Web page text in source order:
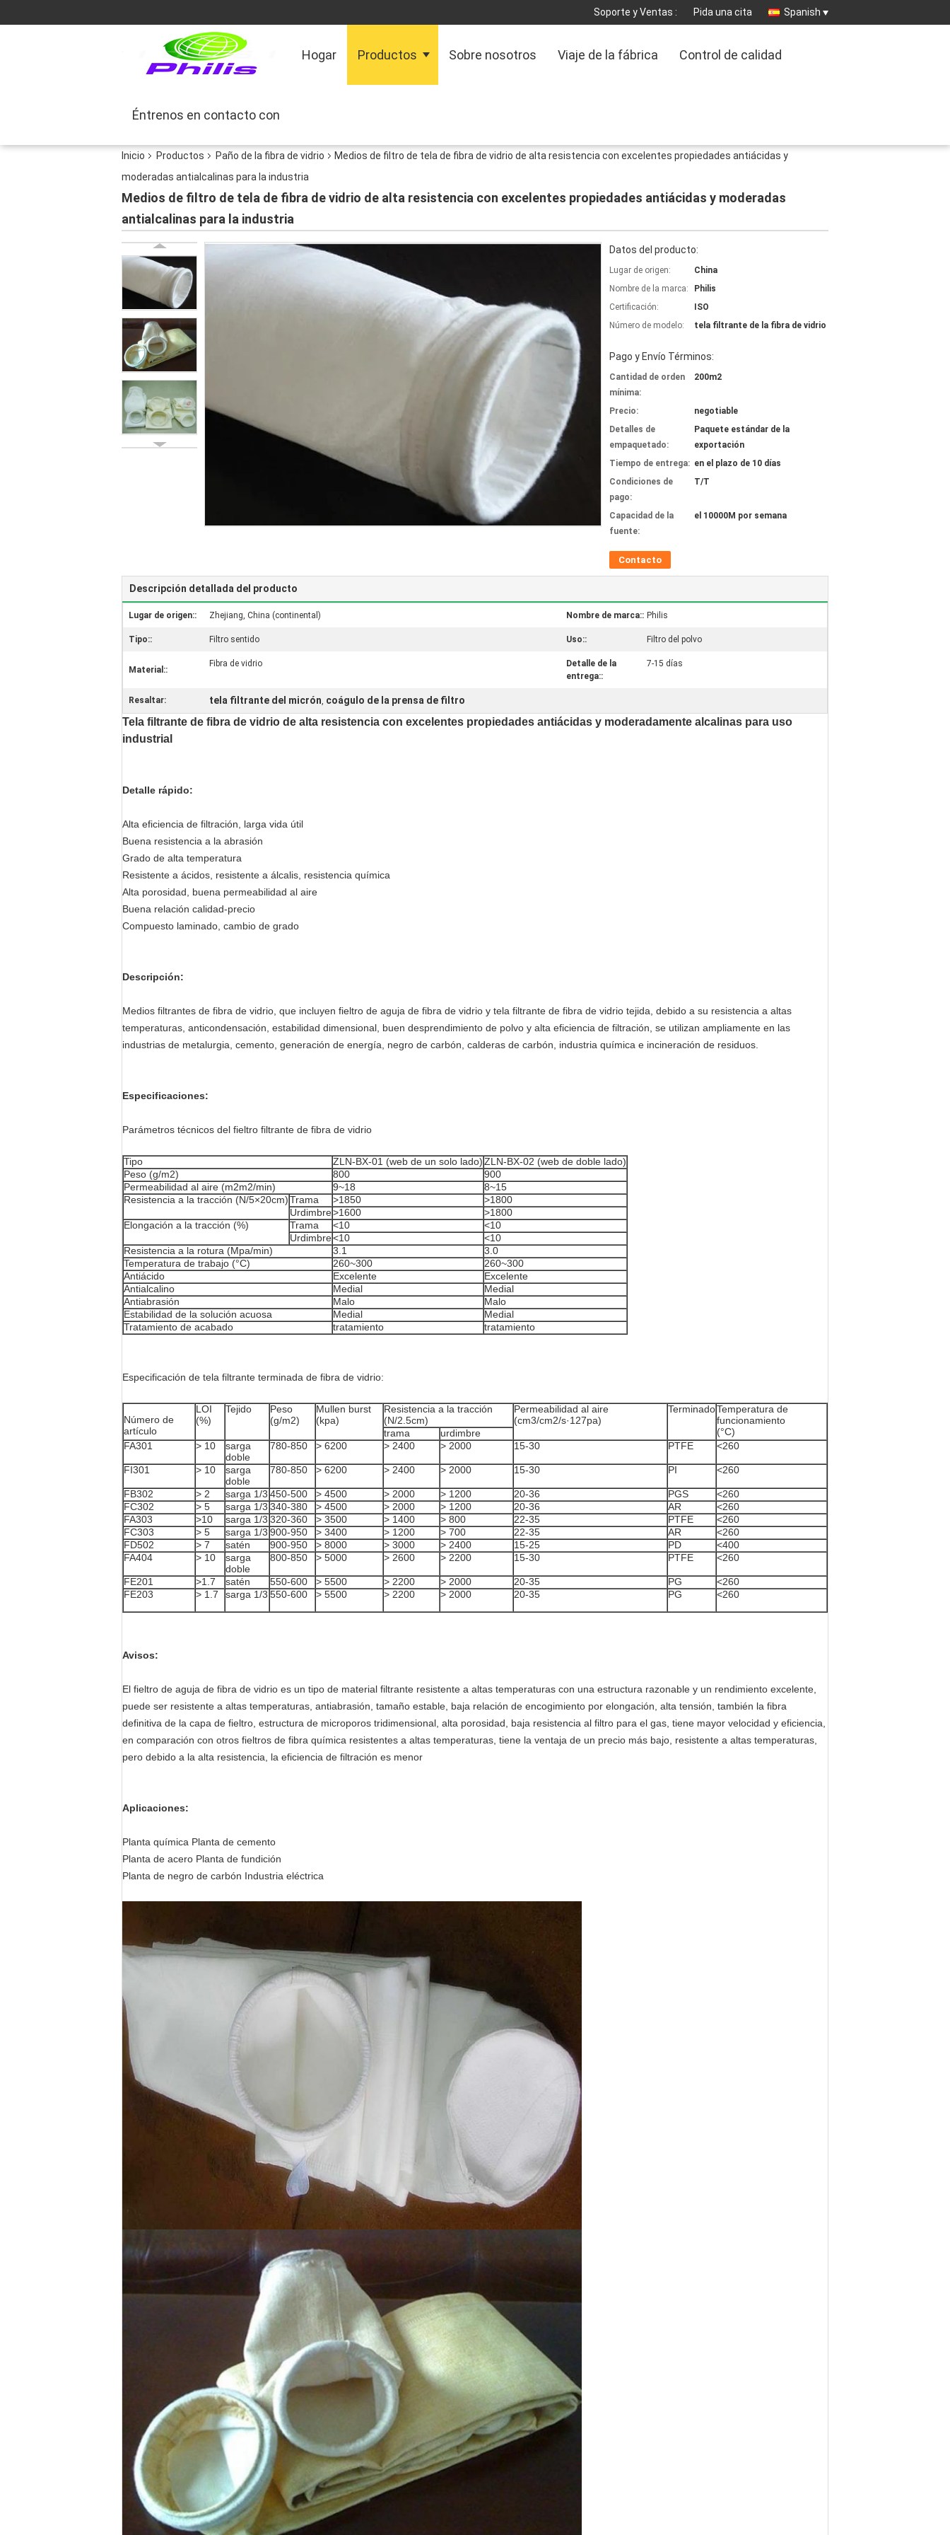
Soporte y Ventas : Pida una cita Spanish
Hogar Productos Sobre nosotros Viaje de la fábrica Control de calidad
Éntrenos en contacto con
Inicio Productos Paño de la fibra de vidrio
Medios de filtro de tela de fibra de vidrio de alta resistencia con excelentes propiedades antiácidas y
moderadas antialcalinas para la industria
Medios de filtro de tela de fibra de vidrio de alta resistencia con excelentes propiedades antiácidas y moderadas
antialcalinas para la industria
Datos del producto:
Lugar de origen:
China
Nombre de la marca:
Philis
Certificación:
ISO
Número de modelo:
tela filtrante de la fibra de vidrio
Pago y Envío Términos:
Cantidad de orden
mínima:
200m2
Precio:
negotiable
Detalles de
empaquetado:
Paquete estándar de la
exportación
Tiempo de entrega: en el plazo de 10 días
Condiciones de
pago:
T/T
Capacidad de la
fuente:
el 10000M por semana
Contacto
Descripción detallada del producto
Lugar de origen:: Zhejiang, China (continental) Nombre de marca:: Philis
Tipo:: Filtro sentido Uso:: Filtro del polvo
Material::
Fibra de vidrio
Detalle de la
entrega::
7-15 días
Resaltar: tela filtrante del micrón, coágulo de la prensa de filtro
Tela filtrante de fibra de vidrio de alta resistencia con excelentes propiedades antiácidas y moderadamente alcalinas para uso
industrial
Detalle rápido:
Alta eficiencia de filtración, larga vida útil
Buena resistencia a la abrasión
Grado de alta temperatura
Resistente a ácidos, resistente a álcalis, resistencia química
Alta porosidad, buena permeabilidad al aire
Buena relación calidad-precio
Compuesto laminado, cambio de grado
Descripción:
Medios filtrantes de fibra de vidrio, que incluyen fieltro de aguja de fibra de vidrio y tela filtrante de fibra de vidrio tejida, debido a su resistencia a altas
temperaturas, anticondensación, estabilidad dimensional, buen desprendimiento de polvo y alta eficiencia de filtración, se utilizan ampliamente en las
industrias de metalurgia, cemento, generación de energía, negro de carbón, calderas de carbón, industria química e incineración de residuos.
Especificaciones:
Parámetros técnicos del fieltro filtrante de fibra de vidrio
Tipo ZLN-BX-01 (web de un solo lado)ZLN-BX-02 (web de doble lado)
Peso (g/m2)
800
900
Permeabilidad al aire (m2m2/min)
9~18
8~15
Resistencia a la tracción (N/5×20cm)Trama >1850
>1800
Urdimbre>1600
>1800
Elongación a la tracción (%)
Trama <10
<10
Urdimbre<10
<10
Resistencia a la rotura (Mpa/min)
3.1
3.0
Temperatura de trabajo (°C)
260~300
260~300
Antiácido
Excelente
Excelente
Antialcalino
Medial
Medial
Antiabrasión
Malo
Malo
Estabilidad de la solución acuosa
Medial
Medial
Tratamiento de acabado
tratamiento tratamiento
Especificación de tela filtrante terminada de fibra de vidrio:
Número de
artículo
LOI
(%)
Tejido
Peso
(g/m2)
Mullen burst
(kpa)
Resistencia a la tracción
(N/2.5cm)
Permeabilidad al aire
(cm3/cm2/s·127pa)
TerminadoTemperatura de
funcionamiento
(°C)
trama
urdimbre
FA301
> 10
sarga
doble
780-850 > 6200 > 2400 > 2000 15-30 PTFE <260
FI301 > 10
sarga
doble
780-850 > 6200 > 2400 > 2000 15-30 PI <260
FB302 > 2 sarga 1/3 450-500 > 4500 > 2000 > 1200 20-36 PGS
<260
FC302
> 5 sarga 1/3 340-380 > 4500 > 2000 > 1200 20-36 AR
<260
FA303
>10 sarga 1/3 320-360 > 3500 > 1400 > 800 22-35 PTFE
<260
FC303
> 5 sarga 1/3 900-950 > 3400 > 1200 > 700 22-35 AR
<260
FD502
> 7 satén 900-950 > 8000 > 3000 > 2400 15-25 PD
<400
FA404
> 10
sarga
doble
800-850 > 5000 > 2600 > 2200 15-30 PTFE <260
FE201 >1.7 satén 550-600 > 5500 > 2200 > 2000 20-35 PG
<260
FE203
> 1.7 sarga 1/3 550-600 > 5500 > 2200 > 2000 20-35 PG <260
Avisos:
El fieltro de aguja de fibra de vidrio es un tipo de material filtrante resistente a altas temperaturas con una estructura razonable y un rendimiento excelente,
puede ser resistente a altas temperaturas, antiabrasión, tamaño estable, baja relación de encogimiento por elongación, alta tensión, también la fibra
definitiva de la capa de fieltro, estructura de microporos tridimensional, alta porosidad, baja resistencia al filtro para el gas, tiene mayor velocidad y eficiencia,
en comparación con otros fieltros de fibra química resistentes a altas temperaturas, tiene la ventaja de un precio más bajo, resistente a altas temperaturas,
pero debido a la alta resistencia, la eficiencia de filtración es menor
Aplicaciones:
Planta química Planta de cemento
Planta de acero Planta de fundición
Planta de negro de carbón Industria eléctrica